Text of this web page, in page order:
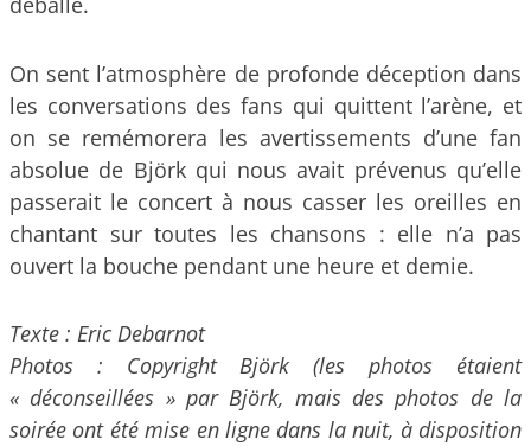
On sent l’atmosphère de profonde déception dans
les conversations des fans qui quittent l’arène, et
on se remémorera les avertissements d’une fan
absolue de Björk qui nous avait prévenus qu’elle
passerait le concert à nous casser les oreilles en
chantant sur toutes les chansons : elle n’a pas
ouvert la bouche pendant une heure et demie.
Texte : Eric Debarnot
Photos : Copyright Björk (les photos étaient
« déconseillées » par Björk, mais des photos de la
soirée ont été mise en ligne dans la nuit, à disposition